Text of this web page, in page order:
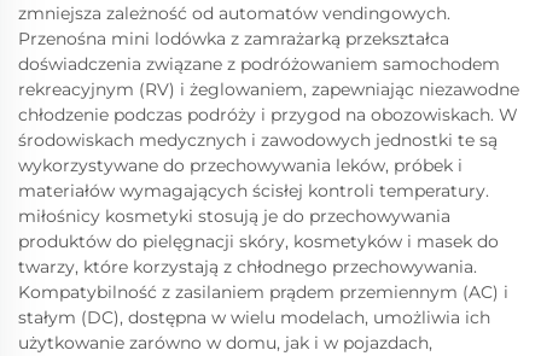
zmniejsza zależność od automatów vendingowych.
Przenośna mini lodówka z zamrażarką przekształca
doświadczenia związane z podróżowaniem samochodem
rekreacyjnym (RV) i żeglowaniem, zapewniając niezawodne
chłodzenie podczas podróży i przygod na obozowiskach. W
środowiskach medycznych i zawodowych jednostki te są
wykorzystywane do przechowywania leków, próbek i
materiałów wymagających ścisłej kontroli temperatury.
miłośnicy kosmetyki stosują je do przechowywania
produktów do pielęgnacji skóry, kosmetyków i masek do
twarzy, które korzystają z chłodnego przechowywania.
Kompatybilność z zasilaniem prądem przemiennym (AC) i
stałym (DC), dostępna w wielu modelach, umożliwia ich
użytkowanie zarówno w domu, jak i w pojazdach,